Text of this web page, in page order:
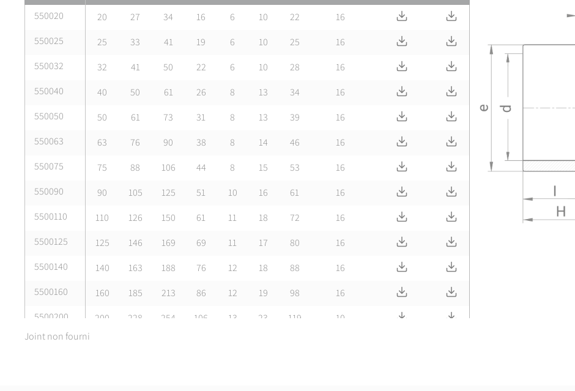
550020
20 27 34 16 6 10 22 16 Télécharger Fiche tech.
550025
25 33 41 19 6 10 25 16 Télécharger Fiche tech.
550032
32 41 50 22 6 10 28 16 Télécharger Fiche tech.
Télécharger CAD
550040
40 50 61 26 8 13 34 16 Télécharger Fiche tech.
550050
50 61 73 31 8 13 39 16 Télécharger Fiche tech.
Télécharger CAD
550063
63 76 90 38 8 14 46 16 Télécharger Fiche tech.
550075
75 88 106 44 8 15 53 16 Télécharger Fiche tech.
Télécharger CAD
550090
90 105 125 51 10 16 61 16 Télécharger Fiche tech.
5500110
110 126 150 61 11 18 72 16 Télécharger Fiche tech.
5500125
125 146 169 69 11 17 80 16 Télécharger Fiche tech.
5500140
140 163 188 76 12 18 88 16 Télécharger Fiche tech.
5500160
160 185 213 86 12 19 98 16 Télécharger Fiche tech.
5500200
200 228 254 106 13 23 119 10 Télécharger Fiche tech.
Télécharger CAD
5500225
Joint non fourni